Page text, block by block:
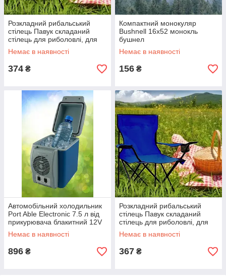
Розкладний рибальський
стілець Павук складаний
стілець для риболовлі, для
туризму, для відпочинку
Складане крісло з підставкою
Немає в наявності
374 ₴
Компактний монокуляр
Bushnell 16x52 монокль
бушнел
Немає в наявності
156 ₴
Автомобільний холодильник
Port Able Electronic 7.5 л від
прикурювача блакитний 12V
Немає в наявності
896 ₴
Розкладний рибальський
стілець Павук складаний
стілець для риболовлі, для
туризму, для відпочинку
Складане крісло з підставкою
Немає в наявності
367 ₴